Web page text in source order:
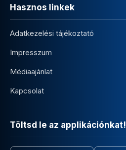
Hasznos linkek
Adatkezelési tájékoztató
Impresszum
Médiaajánlat
Kapcsolat
Töltsd le az applikációnkat!